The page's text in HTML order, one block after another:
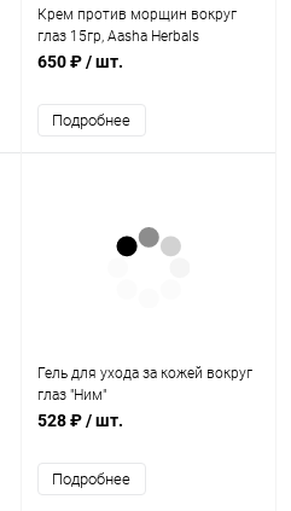
Крем против морщин вокруг
глаз 15гр, Aasha Herbals
650 ₽/ шт.
Подробнее
Гель для ухода за кожей вокруг
глаз "Ним"
528 ₽/ шт.
Подробнее